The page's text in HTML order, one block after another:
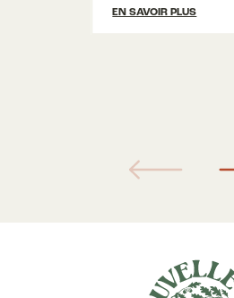
EN SAVOIR PLUS